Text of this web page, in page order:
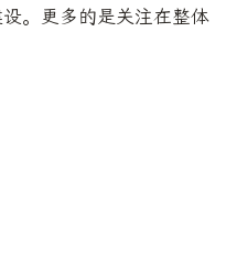
。更多的是关注在整体